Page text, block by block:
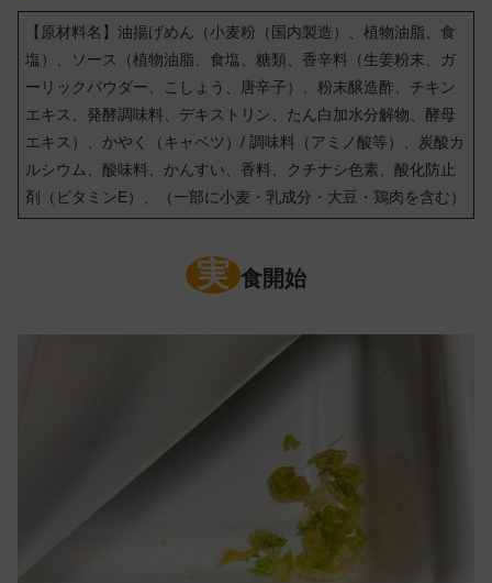
【原材料名】油揚げめん（小麦粉（国内製造）、植物油脂、食
塩）、ソース（植物油脂、食塩、糖類、香辛料（生姜粉末、ガ
ーリックパウダー、こしょう、唐辛子）、粉末醸造酢、チキン
エキス、発酵調味料、デキストリン、たん白加水分解物、酵母
エキス）、かやく（キャベツ）/ 調味料（アミノ酸等）、炭酸カ
ルシウム、酸味料、かんすい、香料、クチナシ色素、酸化防止
剤（ビタミンE）、（一部に小麦・乳成分・大豆・鶏肉を含む）
実 食開始